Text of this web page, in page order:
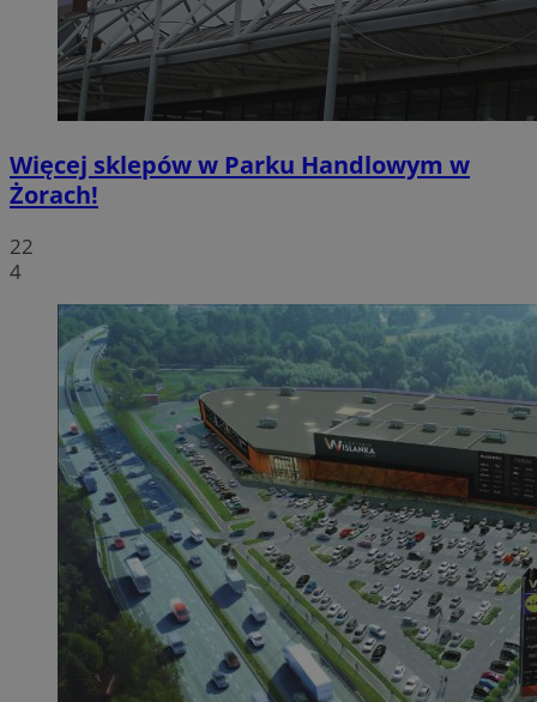
Więcej sklepów w Parku Handlowym w
Żorach!
22
4